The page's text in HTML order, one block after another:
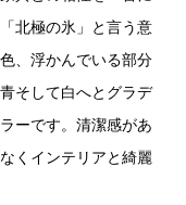
北極の氷」と言う意
、浮かんでいる部分
そして白へとグラデ
ーです。清潔感があ
くインテリアと綺麗